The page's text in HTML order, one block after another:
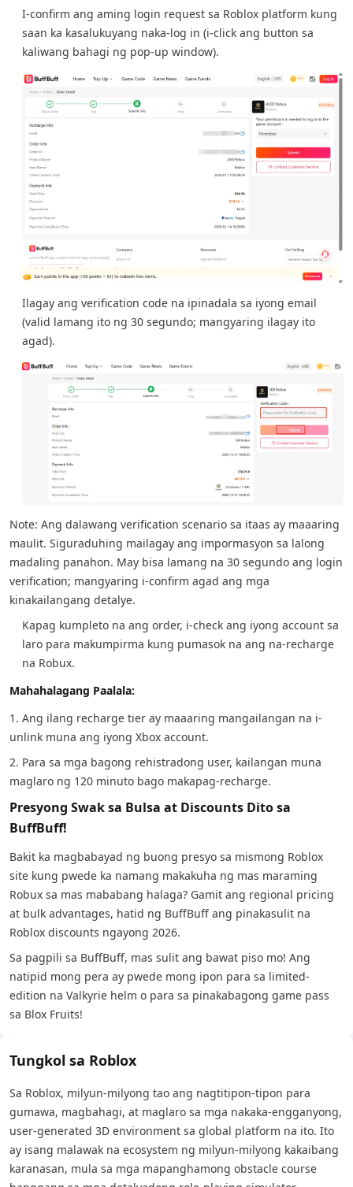
I-confirm ang aming login request sa Roblox platform kung
saan ka kasalukuyang naka-log in (i-click ang button sa
kaliwang bahagi ng pop-up window).
Ilagay ang verification code na ipinadala sa iyong email
(valid lamang ito ng 30 segundo; mangyaring ilagay ito
agad).
Note: Ang dalawang verification scenario sa itaas ay maaaring
maulit. Siguraduhing mailagay ang impormasyon sa lalong
madaling panahon. May bisa lamang na 30 segundo ang login
verification; mangyaring i-confirm agad ang mga
kinakailangang detalye.
Kapag kumpleto na ang order, i-check ang iyong account sa
laro para makumpirma kung pumasok na ang na-recharge
na Robux.
Mahahalagang Paalala:
1. Ang ilang recharge tier ay maaaring mangailangan na i-
unlink muna ang iyong Xbox account.
2. Para sa mga bagong rehistradong user, kailangan muna
maglaro ng 120 minuto bago makapag-recharge.
Presyong Swak sa Bulsa at Discounts Dito sa
BuffBuff!
Bakit ka magbabayad ng buong presyo sa mismong Roblox
site kung pwede ka namang makakuha ng mas maraming
Robux sa mas mababang halaga? Gamit ang regional pricing
at bulk advantages, hatid ng BuffBuff ang pinakasulit na
Roblox discounts ngayong 2026.
Sa pagpili sa BuffBuff, mas sulit ang bawat piso mo! Ang
natipid mong pera ay pwede mong ipon para sa limited-
edition na Valkyrie helm o para sa pinakabagong game pass
sa Blox Fruits!
Tungkol sa Roblox
Sa Roblox, milyun-milyong tao ang nagtitipon-tipon para
gumawa, magbahagi, at maglaro sa mga nakaka-engganyong,
user-generated 3D environment sa global platform na ito. Ito
ay isang malawak na ecosystem ng milyun-milyong kakaibang
karanasan, mula sa mga mapanghamong obstacle course